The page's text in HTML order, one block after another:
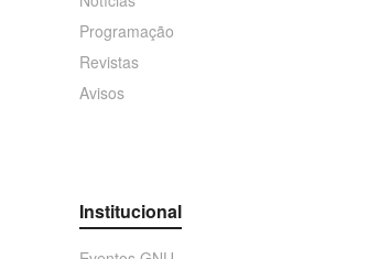
Programação
Revistas
Avisos
Institucional